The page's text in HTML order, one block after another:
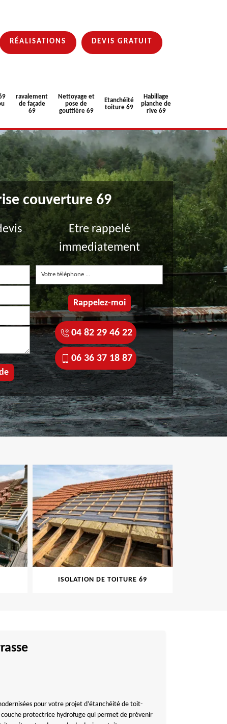
RÉALISATIONS DEVIS GRATUIT
ravalement
de façade
69
Nettoyage et
pose de
gouttière 69
Etanchéité
toiture 69
Habillage
planche de
rive 69
couverture 69
Etre rappelé
immediatement
04 82 29 46 22
06 36 37 18 87
ISOLATION DE TOITURE 69
pour votre projet d’étanchéité de toit-
protectrice hydrofuge qui permet de prévenir